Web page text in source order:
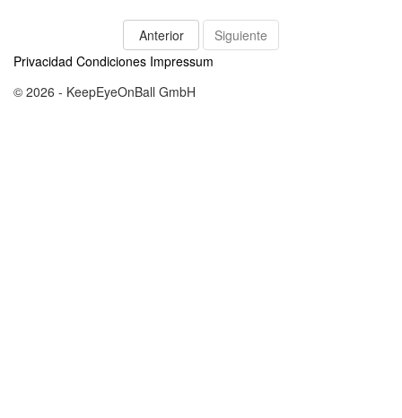
Anterior
Siguiente
Privacidad Condiciones Impressum
© 2026 - KeepEyeOnBall GmbH